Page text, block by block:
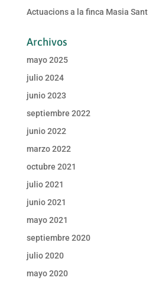
Actuacions a la finca Masia
Archivos
mayo 2025
julio 2024
junio 2023
septiembre 2022
junio 2022
marzo 2022
octubre 2021
julio 2021
junio 2021
mayo 2021
septiembre 2020
julio 2020
mayo 2020